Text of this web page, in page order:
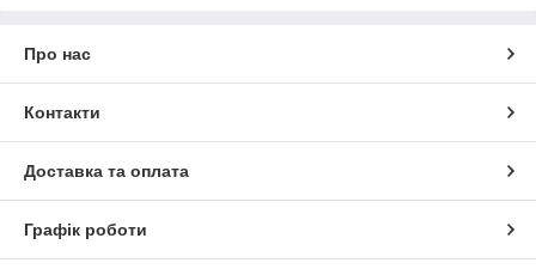
Про нас
Контакти
Доставка та оплата
Графік роботи